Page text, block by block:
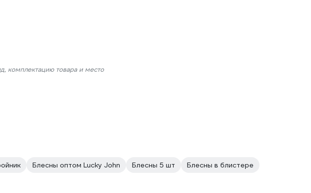
комплектацию товара и место
Блесны оптом Lucky John Блесны 5 шт
Блесны в блистере